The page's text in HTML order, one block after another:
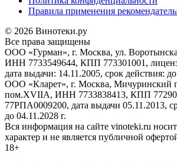
Правила применения
© 2026 Винотеки.ру
Все права защищены
ООО «Гурман», г. Москва, ул.
ИНН 7733549644, КПП 773301001,
дата выдачи: 14.11.2005, срок действия:
ООО «Кларет», г. Москва, Мичуринский
пом.XVIIA, ИНН 7733838413, КПП
77РПА0009200, дата выдачи 05.11.2013,
до 04.11.2028 г.
Вся информация на сайте vinoteki.ru
характер и не является публичной
18+